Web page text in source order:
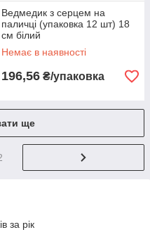
Ведмедик з серцем на
паличці (упаковка 12 шт) 18
см білий
Немає в наявності
196,56 ₴/упаковка
ще
за рік